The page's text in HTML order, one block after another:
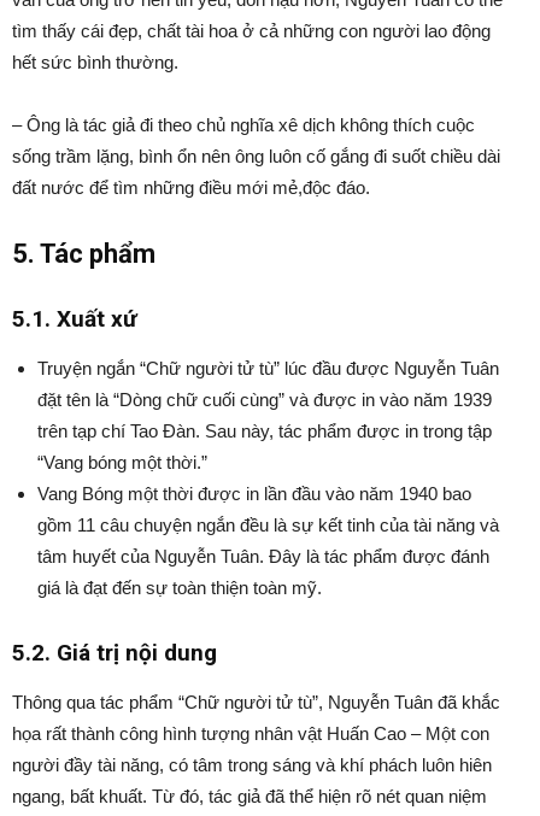
tìm thấy cái đẹp, chất tài hoa ở cả những con người lao động
hết sức bình thường.
– Ông là tác giả đi theo chủ nghĩa xê dịch không thích cuộc
sống trầm lặng, bình ổn nên ông luôn cố gắng đi suốt chiều dài
đất nước để tìm những điều mới mẻ,độc đáo.
5. Tác phẩm
5.1. Xuất xứ
Truyện ngắn “Chữ người tử tù” lúc đầu được Nguyễn Tuân
đặt tên là “Dòng chữ cuối cùng” và được in vào năm 1939
trên tạp chí Tao Đàn. Sau này, tác phẩm được in trong tập
“Vang bóng một thời.”
Vang Bóng một thời được in lần đầu vào năm 1940 bao
gồm 11 câu chuyện ngắn đều là sự kết tinh của tài năng và
tâm huyết của Nguyễn Tuân. Đây là tác phẩm được đánh
giá là đạt đến sự toàn thiện toàn mỹ.
5.2. Giá trị nội dung
Thông qua tác phẩm “Chữ người tử tù”, Nguyễn Tuân đã khắc
họa rất thành công hình tượng nhân vật Huấn Cao – Một con
người đầy tài năng, có tâm trong sáng và khí phách luôn hiên
ngang, bất khuất. Từ đó, tác giả đã thể hiện rõ nét quan niệm